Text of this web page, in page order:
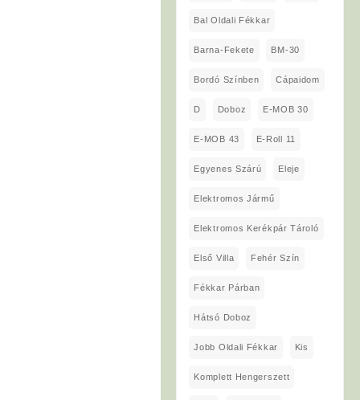
Bal Oldali Fékkar
Barna-Fekete BM-30
Bordó Színben Cápaidom
D Doboz E-MOB 30
E-MOB 43 E-Roll 11
Egyenes Szárú Eleje
Elektromos Jármű
Elektromos Kerékpár Tároló
Első Villa Fehér Szín
Fékkar Párban
Hátsó Doboz
Jobb Oldali Fékkar Kis
Komplett Hengerszett